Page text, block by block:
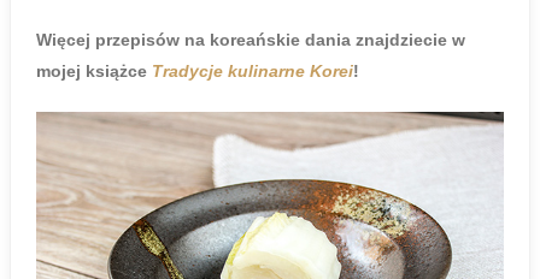
Więcej przepisów na koreańskie dania znajdziecie w
mojej książce Tradycje kulinarne Korei!